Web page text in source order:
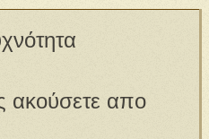
ακούσετε απο